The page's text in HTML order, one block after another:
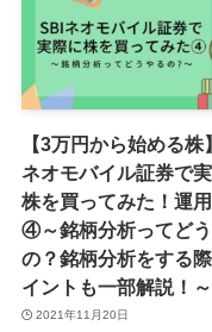
【3万円から始める株
ネオモバイル証券で
株を買ってみた！運
④～銘柄分析ってど
の？銘柄分析をする
イントも一部解説！～
2021年11月20日